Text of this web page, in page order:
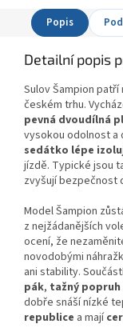
Popis
Detailní popis
Sulov Šampion
českém trhu.
pevná dvoudílná
vysokou odolnost a
sedátko lépe
jízdě. Typické jsou
zvyšují bezpečnost
Model Šampion
z nejžádanějších
ocení, že
novodobými
ani stability.
pák, tažný popruh
dobře snáší nízké
republice a mají